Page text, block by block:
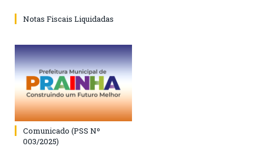
Notas Fiscais Liquidadas
Comunicado (PSS Nº
003/2025)